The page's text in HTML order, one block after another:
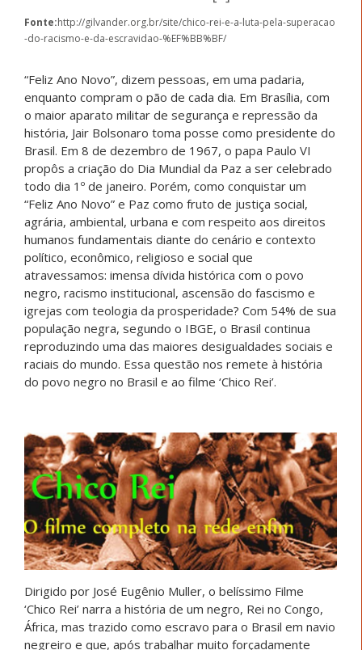
Fonte:http://gilvander.org.br/site/chico-rei-e-a-luta-pela-superacao
-do-racismo-e-da-escravidao-%EF%BB%BF/
“Feliz Ano Novo”, dizem pessoas, em uma padaria,
enquanto compram o pão de cada dia. Em Brasília, com
o maior aparato militar de segurança e repressão da
história, Jair Bolsonaro toma posse como presidente do
Brasil. Em 8 de dezembro de 1967, o papa Paulo VI
propôs a criação do Dia Mundial da Paz a ser celebrado
todo dia 1º de janeiro. Porém, como conquistar um
“Feliz Ano Novo” e Paz como fruto de justiça social,
agrária, ambiental, urbana e com respeito aos direitos
humanos fundamentais diante do cenário e contexto
político, econômico, religioso e social que
atravessamos: imensa dívida histórica com o povo
negro, racismo institucional, ascensão do fascismo e
igrejas com teologia da prosperidade? Com 54% de sua
população negra, segundo o IBGE, o Brasil continua
reproduzindo uma das maiores desigualdades sociais e
raciais do mundo. Essa questão nos remete à história
do povo negro no Brasil e ao filme ‘Chico Rei’.
Dirigido por José Eugênio Muller, o belíssimo Filme
‘Chico Rei’ narra a história de um negro, Rei no Congo,
África, mas trazido como escravo para o Brasil em navio
negreiro e que, após trabalhar muito forçadamente